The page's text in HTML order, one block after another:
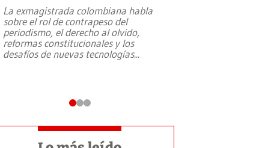
La exmagistrada colombiana habla
sobre el rol de contrapeso del
periodismo, el derecho al olvido,
reformas constitucionales y los
desafíos de nuevas tecnologías...